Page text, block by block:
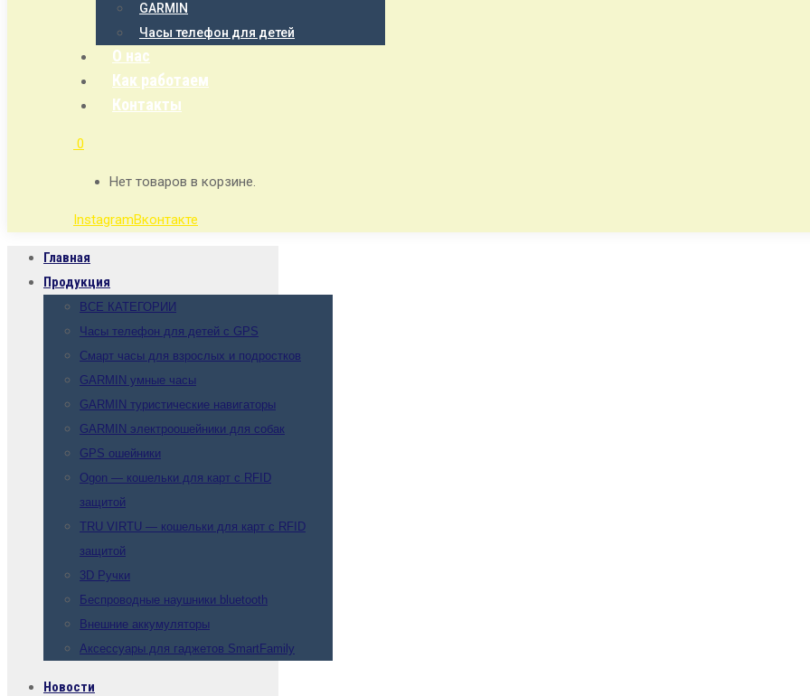
GARMIN
Часы телефон для детей
О нас
Как работаем
Контакты
0
Нет товаров в корзине.
InstagramВконтакте
Главная
Продукция
ВСЕ КАТЕГОРИИ
Часы телефон для детей с GPS
Смарт часы для взрослых и подростков
GARMIN умные часы
GARMIN туристические навигаторы
GARMIN электроошейники для собак
GPS ошейники
Ogon — кошельки для карт с RFID
защитой
TRU VIRTU — кошельки для карт с RFID
защитой
3D Ручки
Беспроводные наушники bluetooth
Внешние аккумуляторы
Аксессуары для гаджетов SmartFamily
Новости